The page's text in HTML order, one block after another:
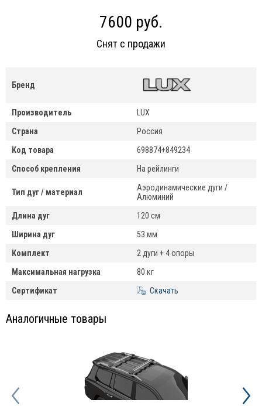
7600 руб.
Снят с продажи
Бренд
Производитель
LUX
Страна
Россия
Код товара
698874+849234
Способ крепления
На рейлинги
Тип дуг / материал
Аэродинамические дуги /
Алюминий
Длина дуг
120 см
Ширина дуг
53 мм
Комплект
2 дуги + 4 опоры
Максимальная нагрузка
80 кг
Сертификат
Скачать
Аналогичные товары